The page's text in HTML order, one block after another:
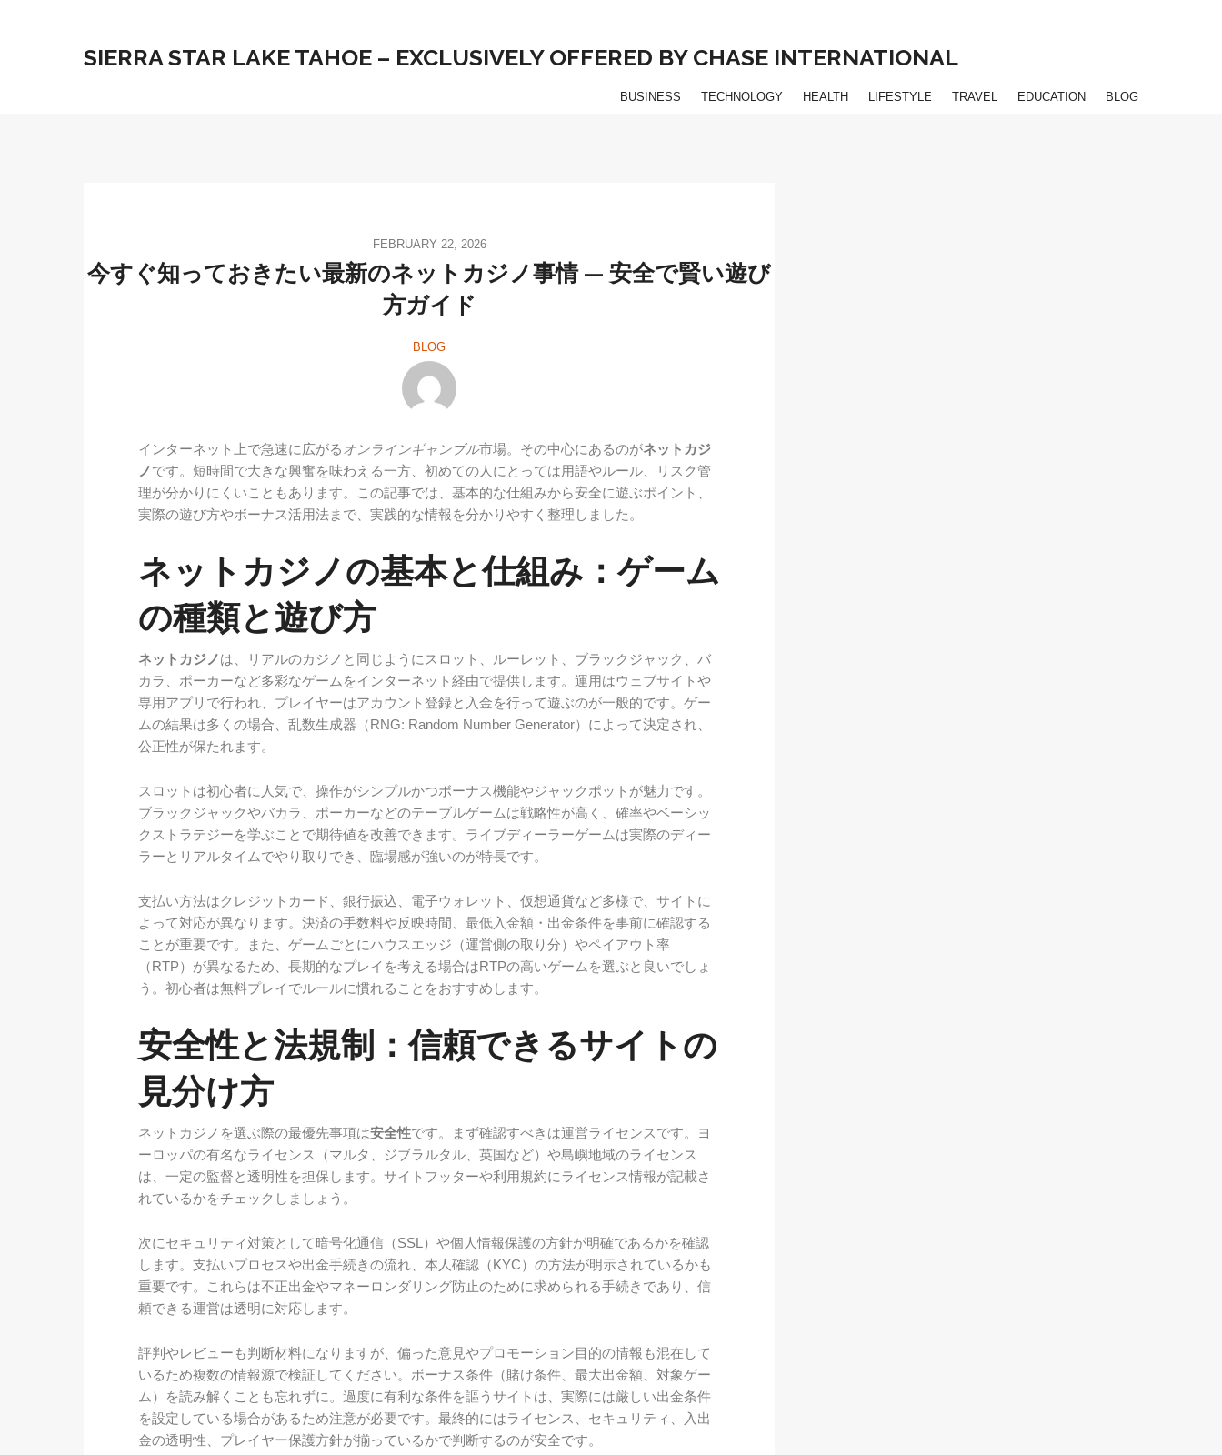
SIERRA STAR LAKE TAHOE – EXCLUSIVELY OFFERED BY CHASE INTERNATIONAL
BUSINESS TECHNOLOGY HEALTH LIFESTYLE TRAVEL EDUCATION BLOG
FEBRUARY 22, 2026
今すぐ知っておきたい最新のネットカジノ事情 — 安全で賢い遊び
方ガイド
BLOG
インターネット上で急速に広がる オンラインギャンブル市場。その中心にあるのがネットカジ
ノです。短時間で大きな興奮を味わえる一方、初めての人にとっては用語やルール、リスク管
理が分かりにくいこともあります。この記事では、基本的な仕組みから安全に遊ぶポイント、
実際の遊び方やボーナス活用法まで、実践的な情報を分かりやすく整理しました。
ネットカジノの基本と仕組み：ゲーム
の種類と遊び方
ネットカジノは、リアルのカジノと同じようにスロット、ルーレット、ブラックジャック、バ
カラ、ポーカーなど多彩なゲームをインターネット経由で提供します。運用はウェブサイトや
専用アプリで行われ、プレイヤーはアカウント登録と入金を行って遊ぶのが一般的です。ゲー
ムの結果は多くの場合、乱数生成器（RNG: Random Number Generator）によって決定され、
公正性が保たれます。
スロットは初心者に人気で、操作がシンプルかつボーナス機能やジャックポットが魅力です。
ブラックジャックやバカラ、ポーカーなどのテーブルゲームは戦略性が高く、確率やベーシッ
クストラテジーを学ぶことで期待値を改善できます。ライブディーラーゲームは実際のディー
ラーとリアルタイムでやり取りでき、臨場感が強いのが特長です。
支払い方法はクレジットカード、銀行振込、電子ウォレット、仮想通貨など多様で、サイトに
よって対応が異なります。決済の手数料や反映時間、最低入金額・出金条件を事前に確認する
ことが重要です。また、ゲームごとにハウスエッジ（運営側の取り分）やペイアウト率
（RTP）が異なるため、長期的なプレイを考える場合はRTPの高いゲームを選ぶと良いでしょ
う。初心者は無料プレイでルールに慣れることをおすすめします。
安全性と法規制：信頼できるサイトの
見分け方
ネットカジノを選ぶ際の最優先事項は安全性です。まず確認すべきは運営ライセンスです。ヨ
ーロッパの有名なライセンス（マルタ、ジブラルタル、英国など）や島嶼地域のライセンス
は、一定の監督と透明性を担保します。サイトフッターや利用規約にライセンス情報が記載さ
れているかをチェックしましょう。
次にセキュリティ対策として暗号化通信（SSL）や個人情報保護の方針が明確であるかを確認
します。支払いプロセスや出金手続きの流れ、本人確認（KYC）の方法が明示されているかも
重要です。これらは不正出金やマネーロンダリング防止のために求められる手続きであり、信
頼できる運営は透明に対応します。
評判やレビューも判断材料になりますが、偏った意見やプロモーション目的の情報も混在して
いるため複数の情報源で検証してください。ボーナス条件（賭け条件、最大出金額、対象ゲー
ム）を読み解くことも忘れずに。過度に有利な条件を謳うサイトは、実際には厳しい出金条件
を設定している場合があるため注意が必要です。最終的にはライセンス、セキュリティ、入出
金の透明性、プレイヤー保護方針が揃っているかで判断するのが安全です。